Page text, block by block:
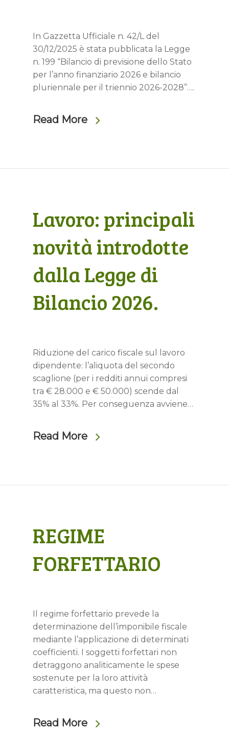
In Gazzetta Ufficiale n. 42/L del
30/12/2025 è stata pubblicata la Legge
n. 199 “Bilancio di previsione dello Stato
per l’anno finanziario 2026 e bilancio
pluriennale per il triennio 2026-2028”….
Read More
Lavoro: principali
novità introdotte
dalla Legge di
Bilancio 2026.
Riduzione del carico fiscale sul lavoro
dipendente: l’aliquota del secondo
scaglione (per i redditi annui compresi
tra € 28.000 e € 50.000) scende dal
35% al 33%. Per conseguenza avviene…
Read More
REGIME
FORFETTARIO
Il regime forfettario prevede la
determinazione dell’imponibile fiscale
mediante l’applicazione di determinati
coefficienti. I soggetti forfettari non
detraggono analiticamente le spese
sostenute per la loro attività
caratteristica, ma questo non…
Read More